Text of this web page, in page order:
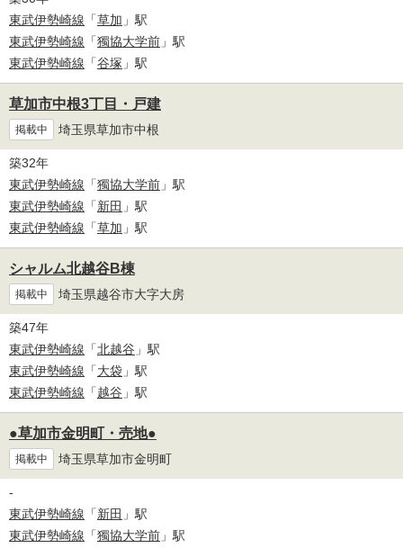
東武伊勢崎線 「草加 」駅
東武伊勢崎線 「獨協大学前 」駅
東武伊勢崎線 「谷塚 」駅
草加市中根3丁目・戸建
掲載中 埼玉県草加市中根
築32年
東武伊勢崎線 「獨協大学前 」駅
東武伊勢崎線 「新田 」駅
東武伊勢崎線 「草加 」駅
シャルム北越谷B棟
掲載中 埼玉県越谷市大字大房
築47年
東武伊勢崎線 「北越谷 」駅
東武伊勢崎線 「大袋 」駅
東武伊勢崎線 「越谷 」駅
●草加市金明町・売地●
掲載中 埼玉県草加市金明町
-
東武伊勢崎線 「新田 」駅
東武伊勢崎線 「獨協大学前 」駅